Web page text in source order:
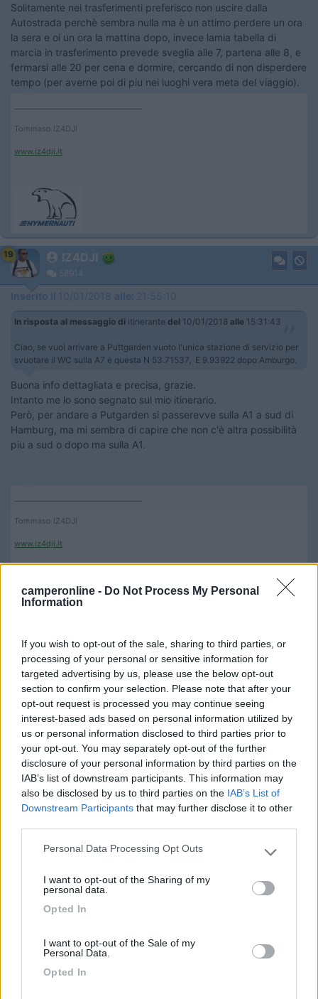
camperonline - Do Not Process My Personal
Information
If you wish to opt-out of the sale, sharing to third parties, or
processing of your personal or sensitive information for
targeted advertising by us, please use the below opt-out
section to confirm your selection. Please note that after your
opt-out request is processed you may continue seeing
interest-based ads based on personal information utilized by
us or personal information disclosed to third parties prior to
your opt-out. You may separately opt-out of the further
disclosure of your personal information by third parties on the
IAB’s list of downstream participants. This information may
also be disclosed by us to third parties on the IAB’s List of
Downstream Participants that may further disclose it to other
Please note that this website/app uses one or more Google
not limited to your visit or usage behaviour. You may click to
use your data for below specified purposes in below Google
Personal Data Processing Opt Outs
I want to opt-out of the Sharing of my
personal data.
Opted In
I want to opt-out of the Sale of my
Personal Data.
Opted In
Solitamente nei trasferimenti preferisco non uscire dalla
Autostrada perchè sembra nulla ma è un attimo perdere un ora
la sera e oi un ora la mattina dopo, invece lamia tabella di
marcia in trasferimento prevede sveglia alle 7, partena alle 8, e
fermarsi alle 20 per cena e dormire, cercando di non disperdere
tempo (per averne poi di piu nei luoghi vera meta del viaggio).
Tommaso IZ4DJI
www.iz4dji.it
19 IZ4DJI
58914
Inserito il 10/01/2018 alle: 21:55:10
In risposta al messaggio di itinerante del 10/01/2018 alle 15:31:43
Ciao, se vuoi arrivare a Puttgarden vuoto l'unica stazione di servizio per
svuotare il WC sulla A7 è questa N 53.71537, E 9.93922 dopo Amburgo.
Buona info dettagliata e precisa, grazie.
Intanto me lo sono segnato sul mio itinerario.
Però, per andare a Putgarden si passerevve sulla A1 a sud di
Hamburg, ma mi sembra di capire che non c'è altra possibilità
piu a sud o dopo ma sulla A1.
Tommaso IZ4DJI
www.iz4dji.it
IZ4DJI
58914
Inserito il10/01/2018 alle:22:11:44
In risposta al messaggio di Roberto CG 10/01/2018 15:39:47
Per una sosta anche notturna, a nord di Amburgo e Lubecca, fuori
autostrada ho questa segnalazione Scharbeutz (Schleswig Holstein)AA
Lungo la N75 circa 25 km a NO di Lubeck via Travemunde. Area privata
con sosta e servizi
...
sicuramente noi arrivaremo piu tardi. Vedremo.
____________________________________
www.iz4dji.it